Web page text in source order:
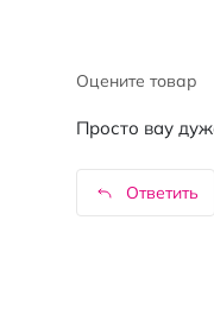
Оцените товар
Просто вау
Ответить